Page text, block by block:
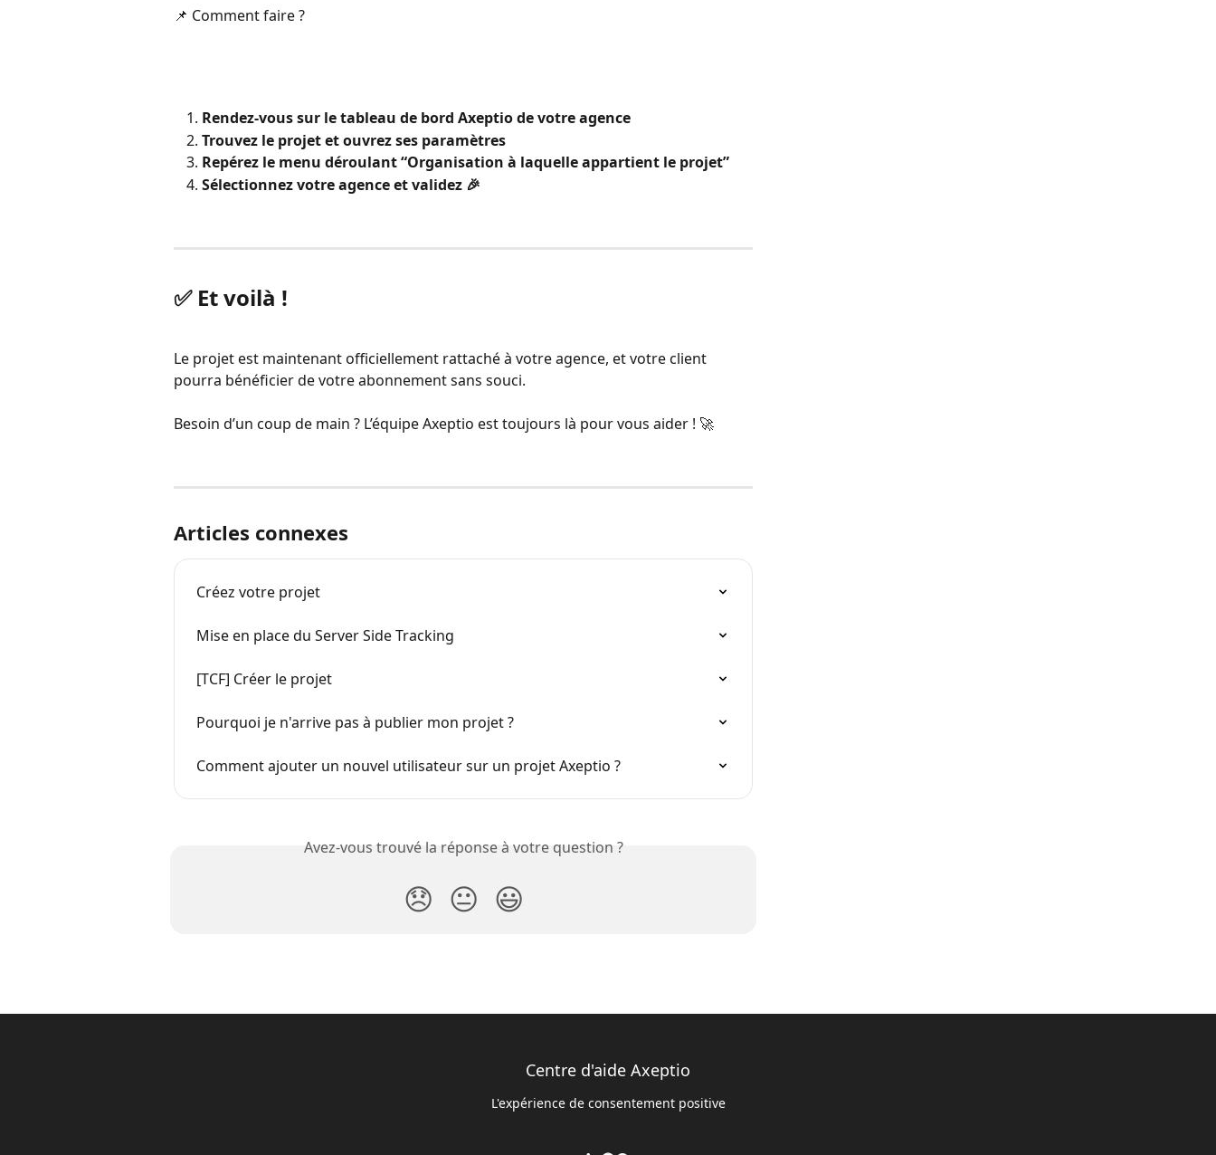
📌 Comment faire ?
Rendez-vous sur le tableau de bord Axeptio de votre agence
Trouvez le projet et ouvrez ses paramètres
Repérez le menu déroulant “Organisation à laquelle appartient le projet”
Sélectionnez votre agence et validez 🎉
✅ Et voilà !
Le projet est maintenant officiellement rattaché à votre agence, et votre client
pourra bénéficier de votre abonnement sans souci.
Besoin d’un coup de main ? L’équipe Axeptio est toujours là pour vous aider ! 🚀
Articles connexes
Créez votre projet
Mise en place du Server Side Tracking
[TCF] Créer le projet
Pourquoi je n'arrive pas à publier mon projet ?
Comment ajouter un nouvel utilisateur sur un projet Axeptio ?
Avez-vous trouvé la réponse à votre question ?
😞 😐 😃
Centre d'aide Axeptio
L'expérience de consentement positive